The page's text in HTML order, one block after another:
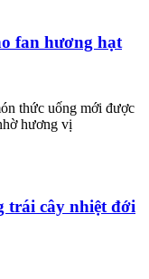
fan hương hạt
thức uống mới được
hương vị
trái cây nhiệt đới